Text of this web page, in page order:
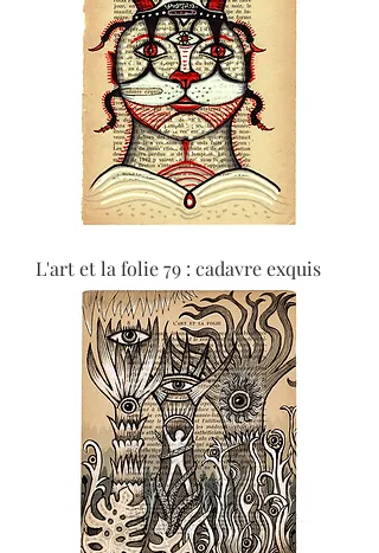
L'art et la folie 79 : cadavre exquis